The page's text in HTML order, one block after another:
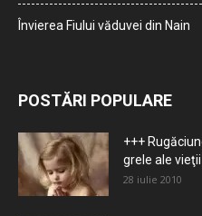
Învierea Fiului văduvei din Nain
POSTĂRI POPULARE
+++
grele ale vieţii
28 iulie 2010